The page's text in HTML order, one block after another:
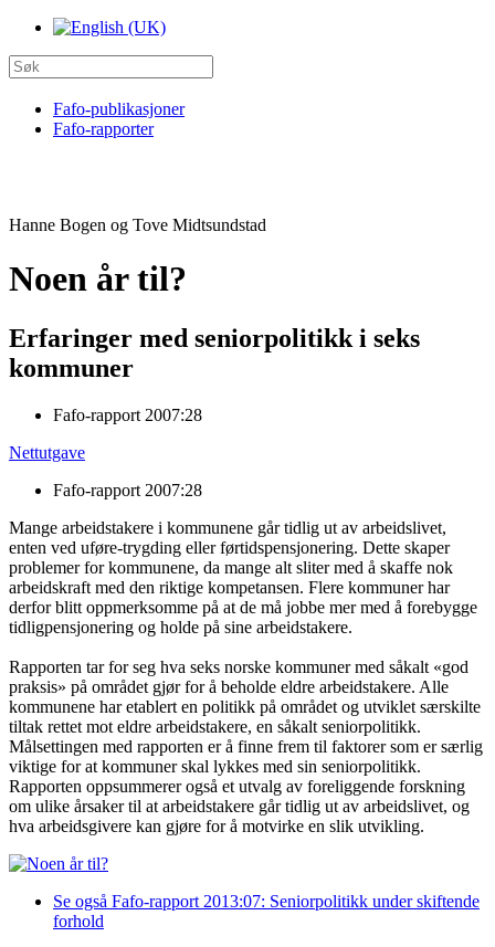
Fafo-publikasjoner
Fafo-rapporter
Hanne Bogen og Tove Midtsundstad
Noen år til?
Erfaringer med seniorpolitikk i seks
kommuner
Fafo-rapport 2007:28
Nettutgave
Fafo-rapport 2007:28
Mange arbeidstakere i kommunene går tidlig ut av arbeidslivet,
enten ved uføre-trygding eller førtidspensjonering. Dette skaper
problemer for kommunene, da mange alt sliter med å skaffe nok
arbeidskraft med den riktige kompetansen. Flere kommuner har
derfor blitt oppmerksomme på at de må jobbe mer med å forebygge
tidligpensjonering og holde på sine arbeidstakere.
Rapporten tar for seg hva seks norske kommuner med såkalt «god
praksis» på området gjør for å beholde eldre arbeidstakere. Alle
kommunene har etablert en politikk på området og utviklet særskilte
tiltak rettet mot eldre arbeidstakere, en såkalt seniorpolitikk.
Målsettingen med rapporten er å finne frem til faktorer som er særlig
viktige for at kommuner skal lykkes med sin seniorpolitikk.
Rapporten oppsummerer også et utvalg av foreliggende forskning
om ulike årsaker til at arbeidstakere går tidlig ut av arbeidslivet, og
hva arbeidsgivere kan gjøre for å motvirke en slik utvikling.
Se også Fafo-rapport 2013:07: Seniorpolitikk under skiftende
forhold